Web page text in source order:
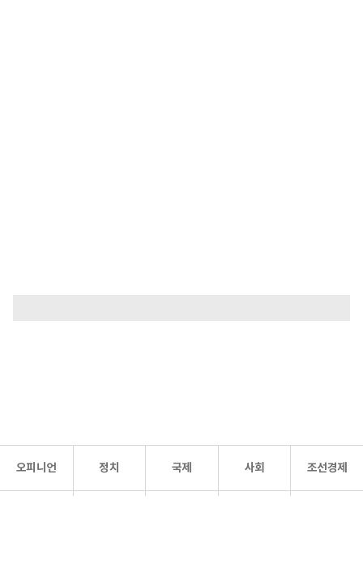
오피니언 정치 국제 사회 조선경제